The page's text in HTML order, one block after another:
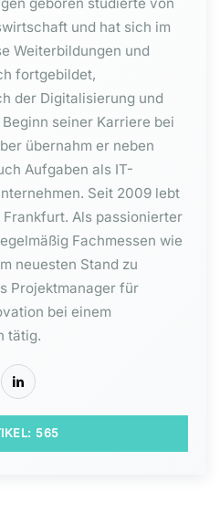
und hat sich im
Weiterbildungen und
fortgebildet,
der Digitalisierung und
seiner Karriere bei
übernahm er neben
Aufgaben als IT-
Seit 2009 lebt
Als passionierter
Fachmessen wie
neuesten Stand zu
Projektmanager für
bei einem
tätig.
565